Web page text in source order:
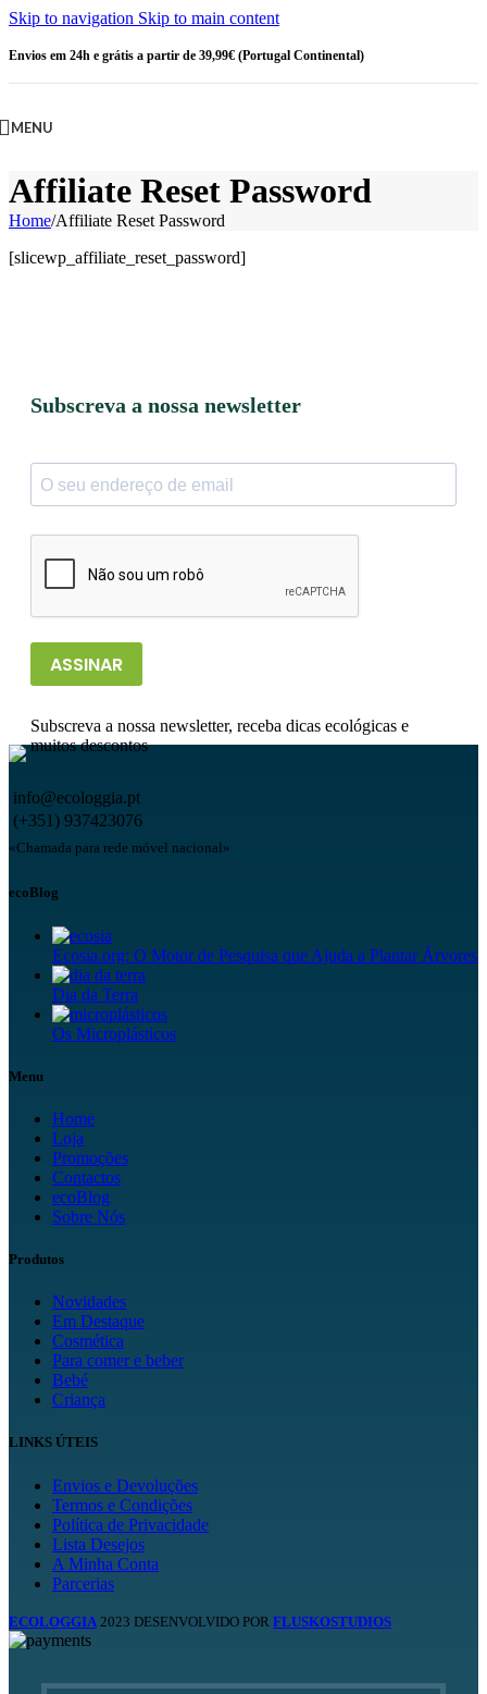
Skip to navigation Skip to main content
Envios em 24h e grátis a partir de 39,99€ (Portugal Continental)
MENU
Affiliate Reset Password
Home/Affiliate Reset Password
[slicewp_affiliate_reset_password]
Subscreva a nossa newsletter
ASSINAR
Subscreva a nossa newsletter, receba dicas ecológicas e
muitos descontos
info@ecologgia.pt
(+351) 937423076
«Chamada para rede móvel nacional»
ecoBlog
Ecosia.org: O Motor de Pesquisa que Ajuda a Plantar Árvores
Dia da Terra
Os Microplásticos
Menu
Home
Loja
Promoções
Contactos
ecoBlog
Sobre Nós
Produtos
Novidades
Em Destaque
Cosmética
Para comer e beber
Bebé
Criança
LINKS ÚTEIS
Envios e Devoluções
Termos e Condições
Política de Privacidade
Lista Desejos
A Minha Conta
Parcerias
ECOLOGGIA 2023 DESENVOLVIDO POR FLUSKOSTUDIOS